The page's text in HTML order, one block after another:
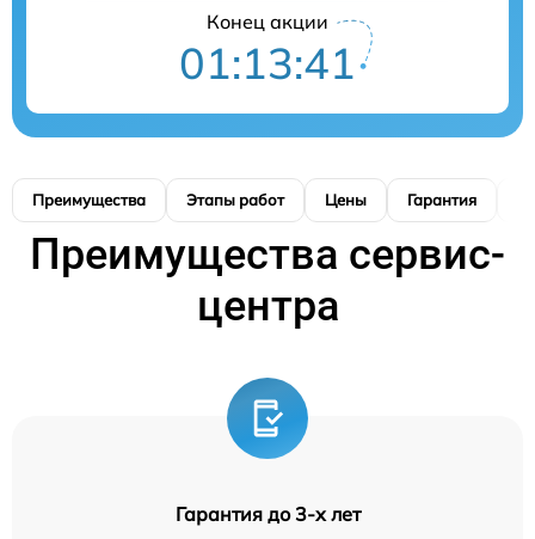
Конец акции
01:13:40
Преимущества Этапы работ Цены Гарантия
Преимущества сервис-
центра
Гарантия до 3-х лет